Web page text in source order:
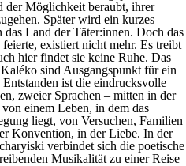
der Möglichkeit beraubt, ihrer
Später wird ein kurzes
Land der Täter:innen. Doch das
existiert nicht mehr. Es treibt
hier findet sie keine Ruhe. Das
sind Ausgangspunkt für ein
ist die eindrucksvolle
zweier Sprachen – mitten in der
einem Leben, in dem das
liegt, von Versuchen, Familien
Konvention, in der Liebe. In der
verbindet sich die poetische
Musikalität zu einer Reise